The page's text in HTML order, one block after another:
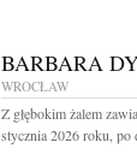
BARBARA
WROCŁAW
Z głębokim żalem
stycznia 2026 roku, po